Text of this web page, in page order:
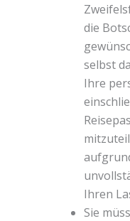
die
selbst
Ihre
Ihren
Sie